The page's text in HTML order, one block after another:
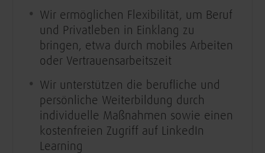
Wir ermöglichen Flexibilität, um Beruf
und Privatleben in Einklang zu
bringen, etwa durch mobiles Arbeiten
oder Vertrauensarbeitszeit
Wir unterstützen die berufliche und
persönliche Weiterbildung durch
individuelle Maßnahmen sowie einen
kostenfreien Zugriff auf LinkedIn
Learning